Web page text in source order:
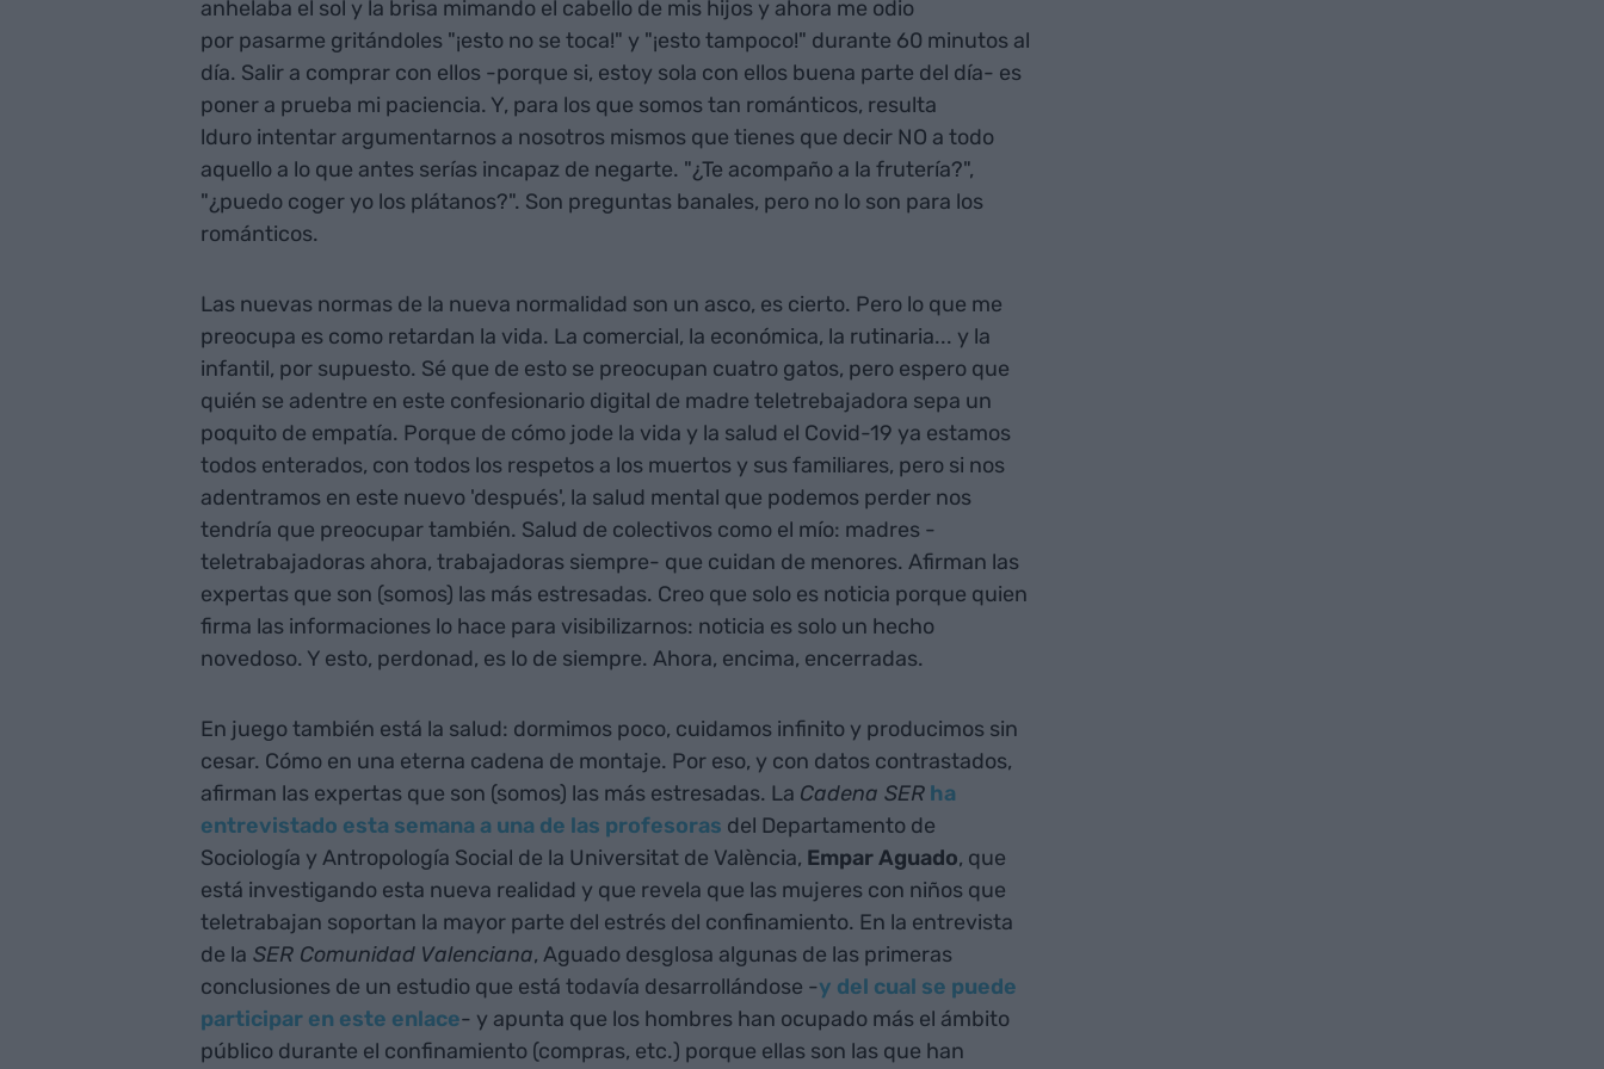
anhelaba el sol y la brisa mimando el cabello de mis hijos y ahora me odio
por pasarme gritándoles "¡esto no se toca!" y "¡esto tampoco!" durante 60 minutos al
día. Salir a comprar con ellos -porque si, estoy sola con ellos buena parte del día- es
poner a prueba mi paciencia. Y, para los que somos tan románticos, resulta
lduro intentar argumentarnos a nosotros mismos que tienes que decir NO a todo
aquello a lo que antes serías incapaz de negarte. "¿Te acompaño a la frutería?",
"¿puedo coger yo los plátanos?". Son preguntas banales, pero no lo son para los
románticos.
Las nuevas normas de la nueva normalidad son un asco, es cierto. Pero lo que me
preocupa es como retardan la vida. La comercial, la económica, la rutinaria... y la
infantil, por supuesto. Sé que de esto se preocupan cuatro gatos, pero espero que
quién se adentre en este confesionario digital de madre teletrebajadora sepa un
poquito de empatía. Porque de cómo jode la vida y la salud el Covid-19 ya estamos
todos enterados, con todos los respetos a los muertos y sus familiares, pero si nos
adentramos en este nuevo 'después', la salud mental que podemos perder nos
tendría que preocupar también. Salud de colectivos como el mío: madres -
teletrabajadoras ahora, trabajadoras siempre- que cuidan de menores. Afirman las
expertas que son (somos) las más estresadas. Creo que solo es noticia porque quien
firma las informaciones lo hace para visibilizarnos: noticia es solo un hecho
novedoso. Y esto, perdonad, es lo de siempre. Ahora, encima, encerradas.
En juego también está la salud: dormimos poco, cuidamos infinito y producimos sin
cesar. Cómo en una eterna cadena de montaje. Por eso, y con datos contrastados,
afirman las expertas que son (somos) las más estresadas. La Cadena SERha
entrevistado esta semana a una de las profesoras del Departamento de
Sociología y Antropología Social de la Universitat de València, Empar Aguado, que
está investigando esta nueva realidad y que revela que las mujeres con niños que
teletrabajan soportan la mayor parte del estrés del confinamiento. En la entrevista
de la SER Comunidad Valenciana, Aguado desglosa algunas de las primeras
conclusiones de un estudio que está todavía desarrollándose -y del cual se puede
participar en este enlace- y apunta que los hombres han ocupado más el ámbito
público durante el confinamiento (compras, etc.) porque ellas son las que han